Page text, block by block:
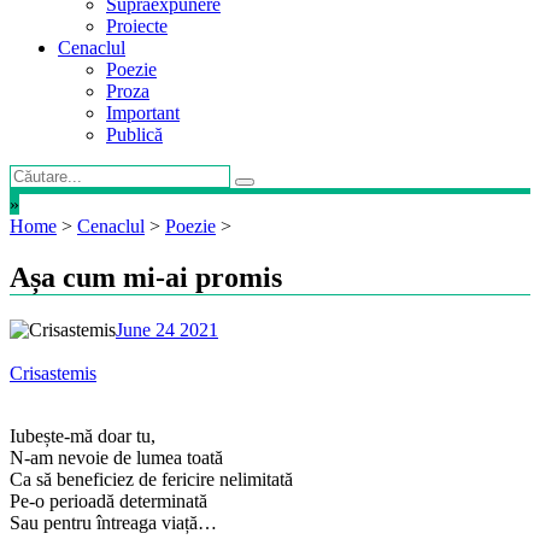
Supraexpunere
Proiecte
Cenaclul
Poezie
Proza
Important
Publică
»
Home > Cenaclul > Poezie >
Așa cum mi-ai promis
June 24 2021
Crisastemis
Iubește-mă doar tu,
N-am nevoie de lumea toată
Ca să beneficiez de fericire nelimitată
Pe-o perioadă determinată
Sau pentru întreaga viață…